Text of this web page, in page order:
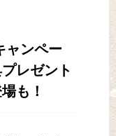
ャンペー
レゼント
も！